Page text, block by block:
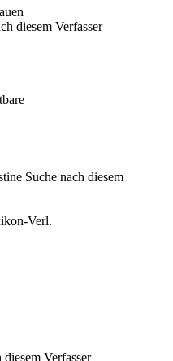
diesem Verfasser
Suche nach diesem
Verl.
diesem Verfasser